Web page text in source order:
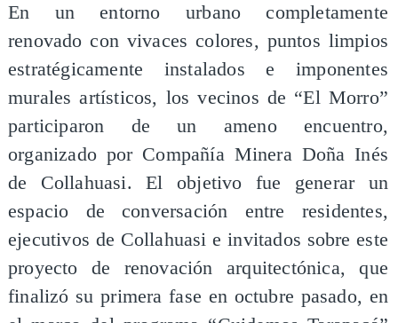
​En un entorno urbano completamente
renovado con vivaces colores, puntos limpios
estratégicamente instalados e imponentes
murales artísticos, los vecinos de “El Morro”
participaron de un ameno encuentro,
organizado por Compañía Minera Doña Inés
de Collahuasi. El objetivo fue generar un
espacio de conversación entre residentes,
ejecutivos de Collahuasi e invitados sobre este
proyecto de renovación arquitectónica, que
finalizó su primera fase en octubre pasado, en